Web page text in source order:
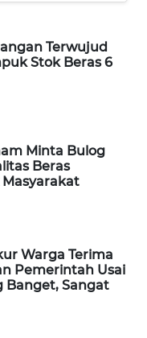
Terwujud
Stok Beras 6
Minta Bulog
Beras
Warga Terima
Pemerintah Usai
Banget, Sangat